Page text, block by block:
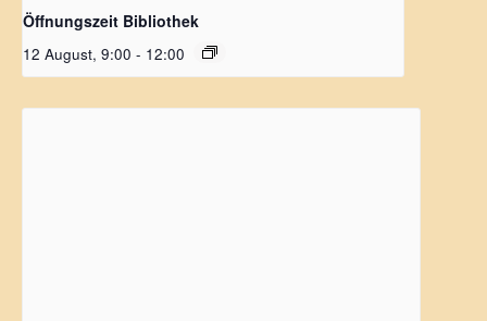
Öffnungszeit Bibliothek
12 August, 9:00 - 12:00